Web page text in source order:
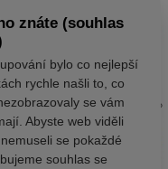
znáte (souhlas
bylo co nejlepší
rychle našli to, co
se vám
Abyste web viděli
se pokaždé
souhlas se